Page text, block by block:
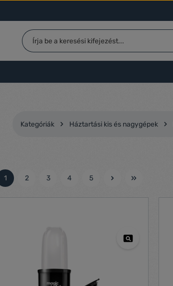
Kategóriák Háztartási kis és nagygépek
Oldal
1
Oldal
2
Oldal
3
Oldal
4
Oldal
5